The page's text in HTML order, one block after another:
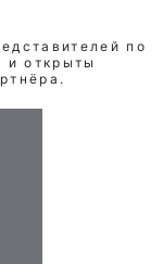
по
открыты